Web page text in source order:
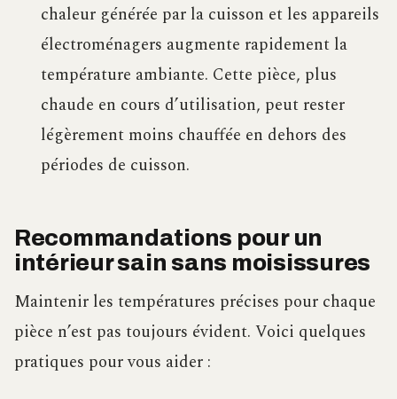
chaleur générée par la cuisson et les appareils
électroménagers augmente rapidement la
température ambiante. Cette pièce, plus
chaude en cours d’utilisation, peut rester
légèrement moins chauffée en dehors des
périodes de cuisson.
Recommandations pour un
intérieur sain sans moisissures
Maintenir les températures précises pour chaque
pièce n’est pas toujours évident. Voici quelques
pratiques pour vous aider :